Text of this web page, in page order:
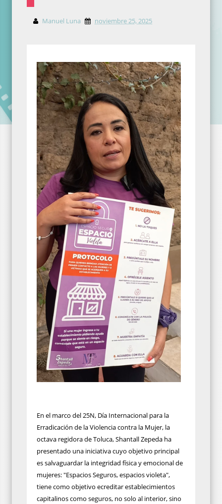
Manuel Luna noviembre 25, 2025
En el marco del 25N, Día Internacional para la
Erradicación de la Violencia contra la Mujer, la
octava regidora de Toluca, Shantall Zepeda ha
presentado una iniciativa cuyo objetivo principal
es salvaguardar la integridad física y emocional de
mujeres: "Espacios Seguros, espacios violeta",
tiene como objetivo ecreditar establecimientos
capitalinos como seguros, no solo al interior, sino